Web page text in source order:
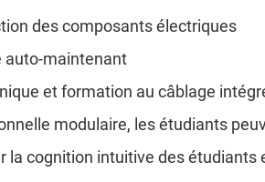
des composants électriques
auto-maintenant
et formation au câblage
modulaire, les étudiants
la cognition intuitive des